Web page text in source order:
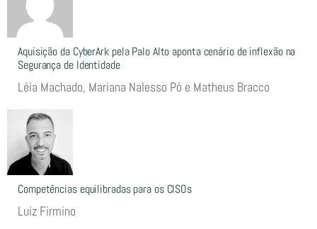
Aquisição da CyberArk pela Palo Alto aponta cenário de inflexão na
Segurança de Identidade
Léia Machado, Mariana Nalesso Pó e Matheus Bracco
Competências equilibradas para os CISOs
Luiz Firmino